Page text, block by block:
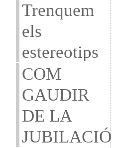
Trenquem
els
estereotips
COM
GAUDIR
DE LA
JUBILACIÓ